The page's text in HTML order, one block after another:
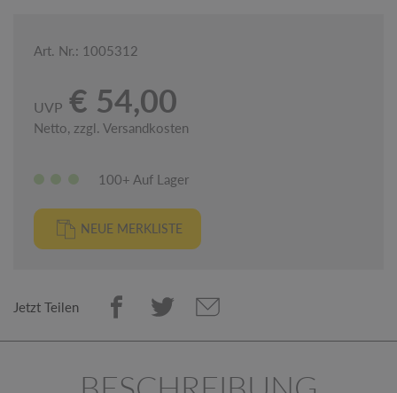
Art. Nr.: 1005312
UVP € 54,00
Netto, zzgl. Versandkosten
100+ Auf Lager
NEUE MERKLISTE
Jetzt Teilen